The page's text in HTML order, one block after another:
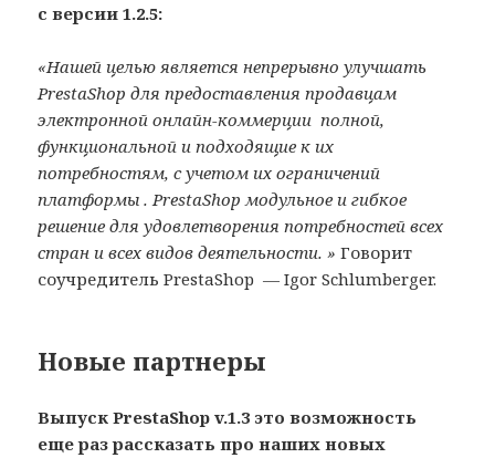
с версии 1.2.5:
«Нашей целью является непрерывно улучшать
PrestaShop для предоставления продавцам
электроннойонлайн-коммерции полной,
функциональной и подходящие к их
потребностям, с учетом их ограничений
платформы. PrestaShop модульное и гибкое
решение для удовлетворенияпотребностейвсех
стран и всех видов деятельности. »Говорит
соучредитель PrestaShop — Igor Schlumberger.
Новые партнеры
Выпуск PrestaShop v.1.3 это возможность
еще раз рассказать про наших новых